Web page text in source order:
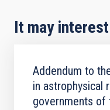
It may
Addendum to
in astrophysical
governments of